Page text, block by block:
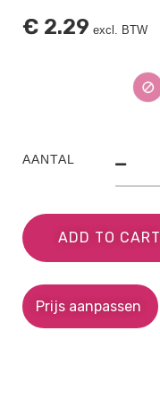
€ 2.29 excl. BTW
AANTAL
ADD TO CART
Prijs aanpassen